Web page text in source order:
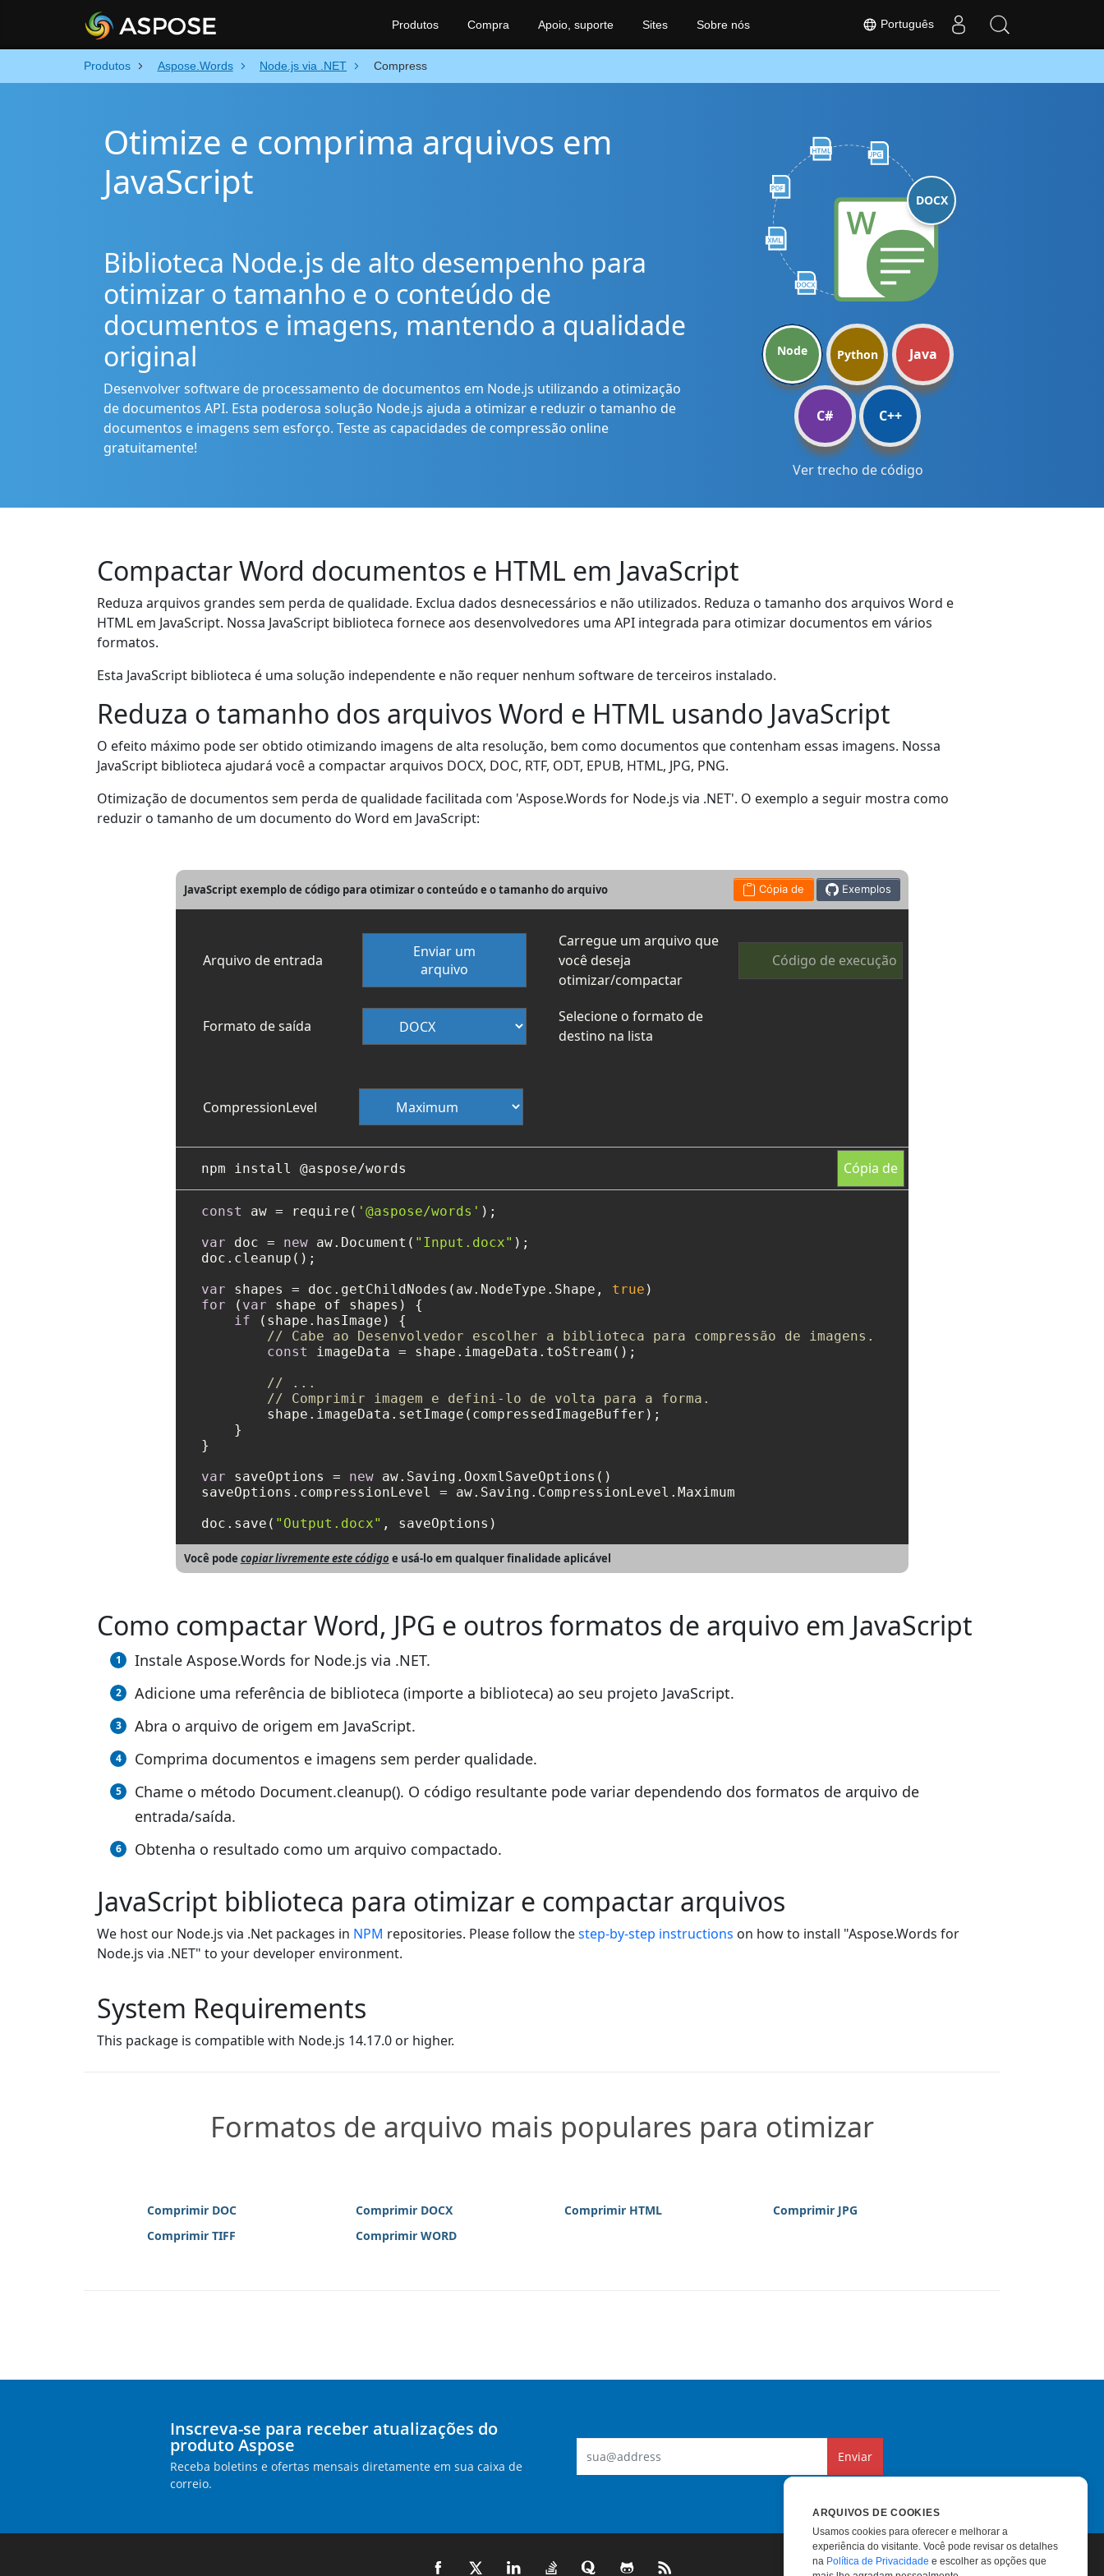
Produtos Aspose.Words Node.js via .NET Compress
Otimize e comprima arquivos em
JavaScript
Biblioteca Node.js de alto desempenho para
otimizar o tamanho e o conteúdo de
documentos e imagens, mantendo a qualidade
original
Desenvolver software de processamento de documentos em Node.js utilizando a otimização
de documentos API. Esta poderosa solução Node.js ajuda a otimizar e reduzir o tamanho de
documentos e imagens sem esforço. Teste as capacidades de compressão online
gratuitamente!
DOCX
Node Python Java
C# C++
Ver trecho de código
Compactar Word documentos e HTML em JavaScript
Reduza arquivos grandes sem perda de qualidade. Exclua dados desnecessários e não utilizados. Reduza o tamanho dos arquivos Word e
HTML em JavaScript. Nossa JavaScript biblioteca fornece aos desenvolvedores uma API integrada para otimizar documentos em vários
formatos.
Esta JavaScript biblioteca é uma solução independente e não requer nenhum software de terceiros instalado.
Reduza o tamanho dos arquivos Word e HTML usando JavaScript
O efeito máximo pode ser obtido otimizando imagens de alta resolução, bem como documentos que contenham essas imagens. Nossa
JavaScript biblioteca ajudará você a compactar arquivos DOCX, DOC, RTF, ODT, EPUB, HTML, JPG, PNG.
Otimização de documentos sem perda de qualidade facilitada com 'Aspose.Words for Node.js via .NET'. O exemplo a seguir mostra como
reduzir o tamanho de um documento do Word em JavaScript:
JavaScript exemplo de código para otimizar o conteúdo e o tamanho do arquivo Cópia de Exemplos
Arquivo de entrada
Enviar um
arquivo
Carregue um arquivo que
você deseja
otimizar/compactar
Código de execução
Formato de saída
Selecione o formato de
destino na lista
CompressionLevel
Cópia de
const aw = require( '@aspose/words' );
var doc = new aw.Document( "Input.docx" );
doc.cleanup();
var shapes = doc.getChildNodes(aw.NodeType.Shape, true
for ( var shape of shapes) {
if (shape.hasImage) {
// Cabe ao Desenvolvedor escolher a biblioteca para compressão de imagens.
const imageData = shape.imageData.toStream();
// ...
// Comprimir imagem e defini-lo de volta para a forma.
        shape.imageData.setImage(compressedImageBuffer);
    }
}
var saveOptions = new aw.Saving.OoxmlSaveOptions()
saveOptions.compressionLevel = aw.Saving.CompressionLevel.Maximum
doc.save( "Output.docx"
Você pode copiar livremente este código e usá-lo em qualquer finalidade aplicável
Como compactar Word, JPG e outros formatos de arquivo em JavaScript
Instale Aspose.Words for Node.js via .NET.
Adicione uma referência de biblioteca (importe a biblioteca) ao seu projeto JavaScript.
Abra o arquivo de origem em JavaScript.
Comprima documentos e imagens sem perder qualidade.
Chame o método Document.cleanup(). O código resultante pode variar dependendo dos formatos de arquivo de
entrada/saída.
Obtenha o resultado como um arquivo compactado.
JavaScript biblioteca para otimizar e compactar arquivos
We host our Node.js via .Net packages in NPM repositories. Please follow thestep-by-step instructions on how to install "Aspose.Words for
Node.js via .NET" to your developer environment.
System Requirements
This package is compatible with Node.js 14.17.0 or higher.
Formatos de arquivo mais populares para otimizar
Comprimir DOC Comprimir DOCX Comprimir HTML
Comprimir JPG
Comprimir TIFF
Comprimir WORD
Português
Produtos Compra Apoio, suporte Sites Sobre nós
Inscreva-se para receber atualizações do
produto Aspose
Receba boletins e ofertas mensais diretamente em sua caixa de
correio.
Enviar
ARQUIVOS DE COOKIES
Usamos cookies para oferecer e melhorar a
experiência do visitante. Você pode revisar os detalhes
na Política de Privacidade e escolher as opções que